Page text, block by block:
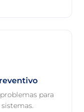
para